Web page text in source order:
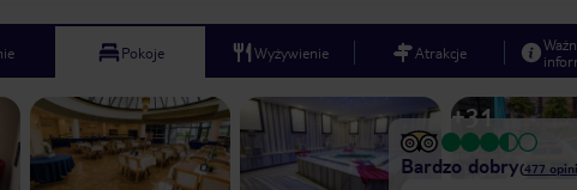
Pokoje Wyżywienie Atrakcje
+31
Bardzo dobry(477